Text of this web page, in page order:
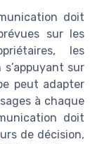
doit
sur les
les
sur
peut adapter
à chaque
doit
de décision,